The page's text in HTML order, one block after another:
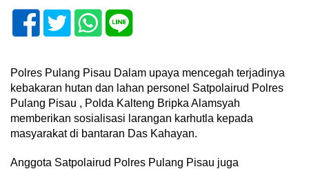
Polres Pulang Pisau Dalam upaya mencegah terjadinya
kebakaran hutan dan lahan personel Satpolairud Polres
Pulang Pisau , Polda Kalteng Bripka Alamsyah
memberikan sosialisasi larangan karhutla kepada
masyarakat di bantaran Das Kahayan.
Anggota Satpolairud Polres Pulang Pisau juga